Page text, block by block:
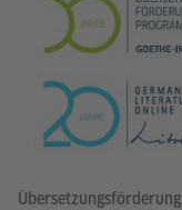
Übersetzungsförderung